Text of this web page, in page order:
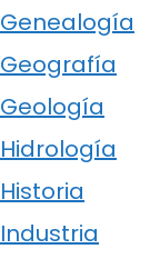
Genealogía
Geografía
Geología
Hidrología
Historia
Industria